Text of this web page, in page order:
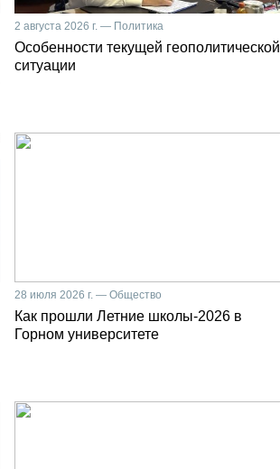
2 августа 2026 г. — Политика
Особенности текущей геополитической
ситуации
28 июля 2026 г. — Общество
Как прошли Летние школы-2026 в
Горном университете